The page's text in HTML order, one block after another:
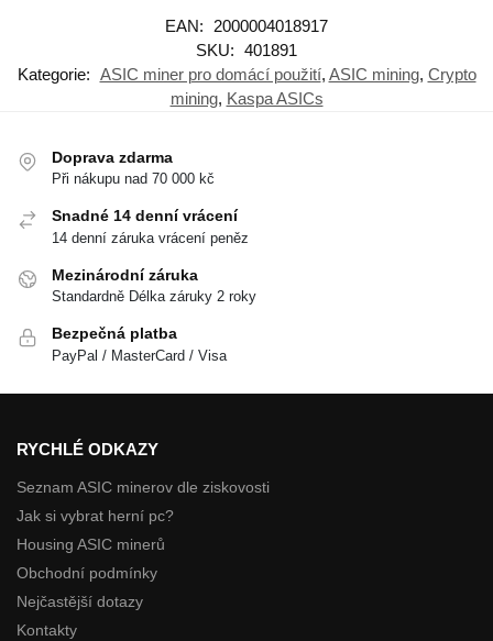
EAN:
2000004018917
SKU: 401891
Kategorie: ASIC miner pro domácí použití, ASIC mining, Crypto
mining, Kaspa ASICs
Doprava zdarma
Při nákupu nad 70 000 kč
Snadné 14 denní vrácení
14 denní záruka vrácení peněz
Mezinárodní záruka
Standardně Délka záruky 2 roky
Bezpečná platba
PayPal / MasterCard / Visa
RYCHLÉ ODKAZY
Seznam ASIC minerov dle ziskovosti
Jak si vybrat herní pc?
Housing ASIC minerů
Obchodní podmínky
Nejčastější dotazy
Kontakty